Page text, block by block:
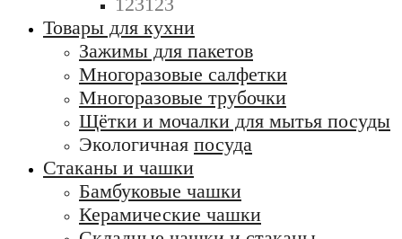
Товары для кухни
Зажимы для пакетов
Многоразовые салфетки
Многоразовые трубочки
Щётки и мочалки для мытья посуды
Экологичная посуда
Стаканы и чашки
Бамбуковые чашки
Керамические чашки